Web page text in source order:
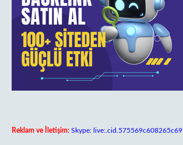
Reklam ve İletişim: Skype: live:.cid.575569c608265c69